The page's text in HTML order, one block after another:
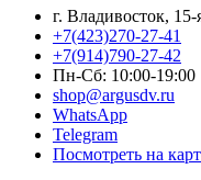
г. Владивосток,
+7(423)270-27-41
+7(914)790-27-42
Пн-Сб: 10:00-19:00
shop@argusdv.ru
WhatsApp
Telegram
Посмотреть на